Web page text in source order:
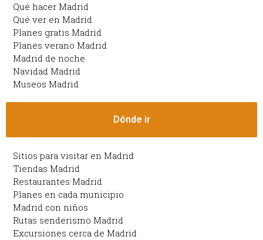
Qué hacer Madrid
Qué ver en Madrid
Planes gratis Madrid
Planes verano Madrid
Madrid de noche
Navidad Madrid
Museos Madrid
Dónde ir
Sitios para visitar en Madrid
Tiendas Madrid
Restaurantes Madrid
Planes en cada municipio
Madrid con niños
Rutas senderismo Madrid
Excursiones cerca de Madrid